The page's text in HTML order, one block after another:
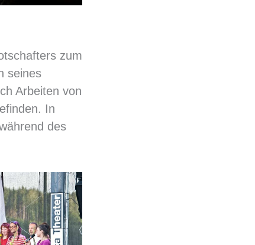
zum
seines
Arbeiten von
In
des